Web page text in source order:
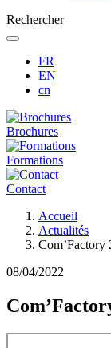
Rechercher
FR
EN
cn
Brochures
Formations
Contact
d'Ariane
Accueil
Actualités
Com’Factory
08/04/2022